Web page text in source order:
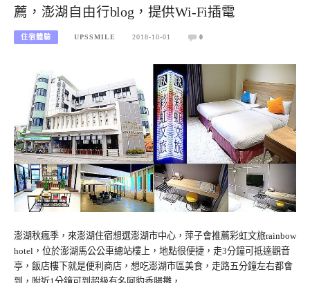
薦，澎湖自由行blog，提供Wi-Fi插電
住宿體驗 UPSSMILE 2018-10-01 0
澎湖秋瘋季，來澎湖住宿想選澎湖市中心，萍子會推薦彩虹文旅rainbow
hotel，位於澎湖馬公公車總站樓上，地點很便捷，走3分鐘可抵達觀音
亭，飯店樓下就是便利商店，想吃澎湖市區美食，走路五分鐘左右都會